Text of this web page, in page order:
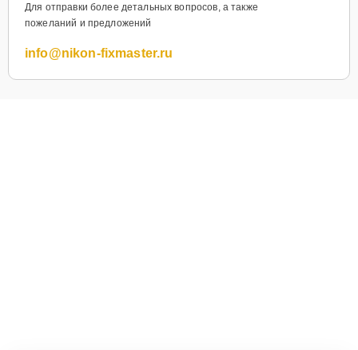
Для отправки более детальных вопросов, а также
пожеланий и предложений
info@nikon-fixmaster.ru